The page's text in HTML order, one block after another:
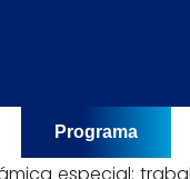
Programa